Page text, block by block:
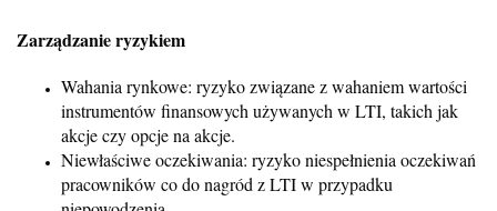
Zarządzanie ryzykiem
Wahania rynkowe: ryzyko związane z wahaniem wartości
instrumentów finansowych używanych w LTI, takich jak
akcje czy opcje na akcje.
Niewłaściwe oczekiwania: ryzyko niespełnienia oczekiwań
pracowników co do nagród z LTI w przypadku